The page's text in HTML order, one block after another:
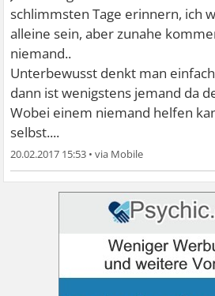
schlimmsten Tage erinnern, ich
alleine sein, aber zunahe
niemand..
Unterbewusst denkt man
dann ist wenigstens jemand da
Wobei einem niemand helfen
selbst....
20.02.2017 15:53 •